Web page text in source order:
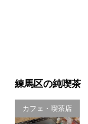
練馬区の純喫茶
カフェ・喫茶店